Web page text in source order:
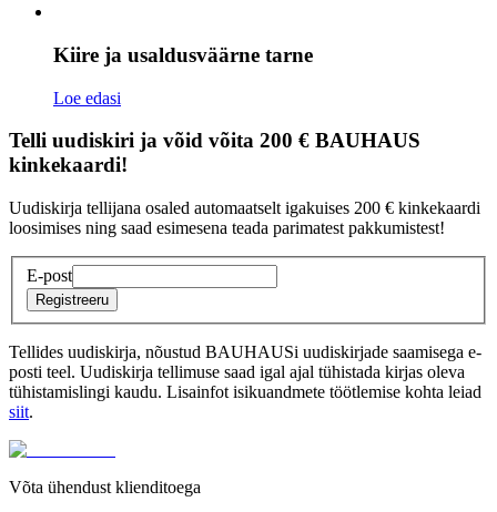
Kiire ja usaldusväärne tarne
Loe edasi
Telli uudiskiri ja võid võita 200 € BAUHAUS
kinkekaardi!
Uudiskirja tellijana osaled automaatselt igakuises 200 € kinkekaardi
loosimises ning saad esimesena teada parimatest pakkumistest!
E-post
Registreeru
Tellides uudiskirja, nõustud BAUHAUSi uudiskirjade saamisega e-
posti teel. Uudiskirja tellimuse saad igal ajal tühistada kirjas oleva
tühistamislingi kaudu. Lisainfot isikuandmete töötlemise kohta leiad
siit.
Võta ühendust klienditoega